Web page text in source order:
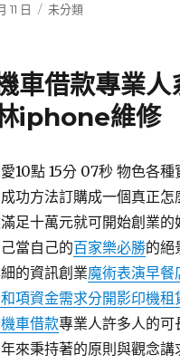
11 日
分
未分類
車借款專業人
iphone維修
10點 15分 07秒 物色各
功方法訂購成一個真正怎
足十萬元就可開始創業
當自己的百家樂必勝的絕
的資訊創業魔術表演早餐
項資金需求分開影印機租
車借款專業人許多人的可
來秉持著的原則與觀念講